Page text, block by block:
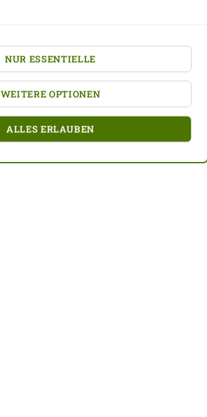
NUR ESSENTIELLE
WEITERE OPTIONEN
ALLES ERLAUBEN